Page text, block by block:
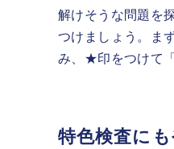
解けそうな問題を
つけましょう。ま
み、★印をつけて
特色検査に